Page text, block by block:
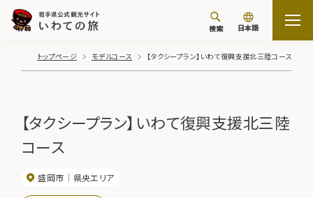
検索 日本語
トップページ モデルコース 【タクシープラン】いわて復興支援北三陸コース
【タクシープラン】いわて復興支援北三陸
コース
盛岡市 県央エリア